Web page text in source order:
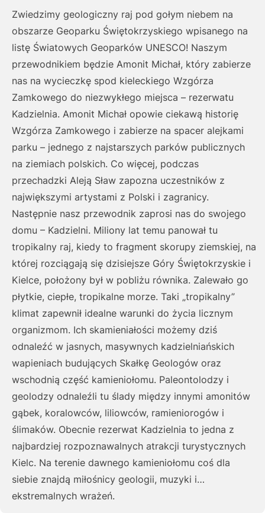
Zwiedzimy geologiczny raj pod gołym niebem na
obszarze Geoparku Świętokrzyskiego wpisanego na
listę Światowych Geoparków UNESCO! Naszym
przewodnikiem będzie Amonit Michał, który zabierze
nas na wycieczkę spod kieleckiego Wzgórza
Zamkowego do niezwykłego miejsca – rezerwatu
Kadzielnia. Amonit Michał opowie ciekawą historię
Wzgórza Zamkowego i zabierze na spacer alejkami
parku – jednego z najstarszych parków publicznych
na ziemiach polskich. Co więcej, podczas
przechadzki Aleją Sław zapozna uczestników z
największymi artystami z Polski i zagranicy.
Następnie nasz przewodnik zaprosi nas do swojego
domu – Kadzielni. Miliony lat temu panował tu
tropikalny raj, kiedy to fragment skorupy ziemskiej, na
której rozciągają się dzisiejsze Góry Świętokrzyskie i
Kielce, położony był w pobliżu równika. Zalewało go
płytkie, ciepłe, tropikalne morze. Taki „tropikalny”
klimat zapewnił idealne warunki do życia licznym
organizmom. Ich skamieniałości możemy dziś
odnaleźć w jasnych, masywnych kadzielniańskich
wapieniach budujących Skałkę Geologów oraz
wschodnią część kamieniołomu. Paleontolodzy i
geolodzy odnaleźli tu ślady między innymi amonitów
gąbek, koralowców, liliowców, ramieniorogów i
ślimaków. Obecnie rezerwat Kadzielnia to jedna z
najbardziej rozpoznawalnych atrakcji turystycznych
Kielc. Na terenie dawnego kamieniołomu coś dla
siebie znajdą miłośnicy geologii, muzyki i…
ekstremalnych wrażeń.